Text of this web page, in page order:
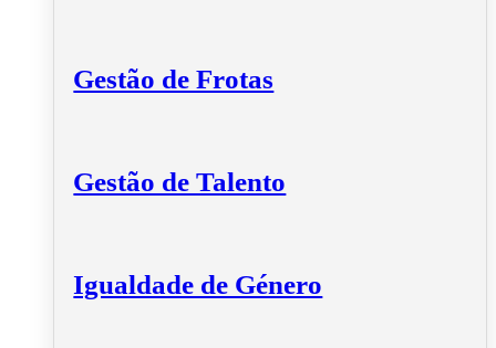
Gestão de Frotas
Gestão de Talento
Igualdade de Género